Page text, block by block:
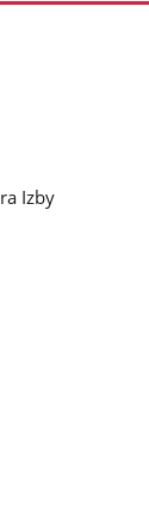
Izby